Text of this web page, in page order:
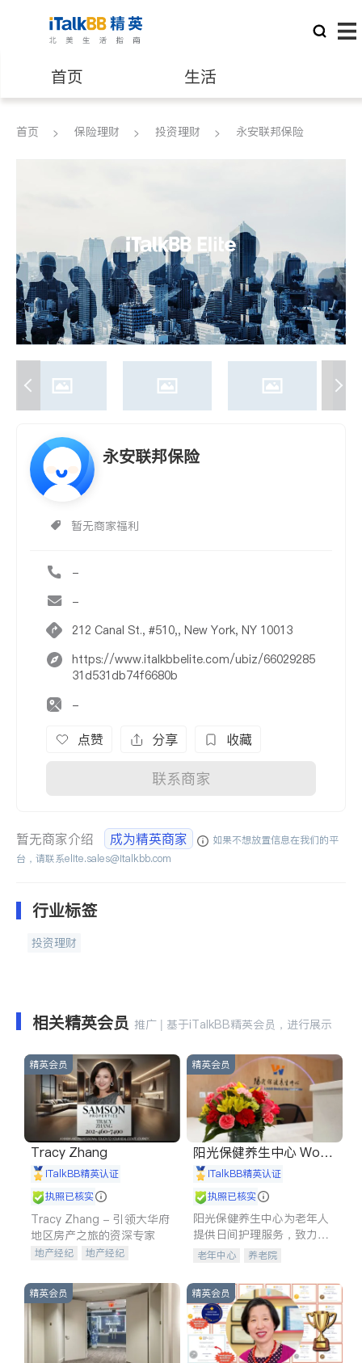
首页 生活
医生 律师
养老 非盈利组织
首页 保险理财 投资理财 永安联邦保险
永安联邦保险
暂无商家福利
-
-
212 Canal St., #510,, New York, NY 10013
https://www.italkbbelite.com/ubiz/66029285
31d531db74f6680b
-
点赞 分享 收藏
联系商家
暂无商家介绍 成为精英商家
如果不想放置信息在我们的平
台，请联系elite.sales@italkbb.com
行业标签
投资理财
相关精英会员 推广 | 基于iTalkBB精英会员，进行展示
精英会员
Tracy Zhang
iTalkBB精英认证
执照已核实
Tracy Zhang - 引领大华府
地区房产之旅的资深专家
地产经纪
地产经纪
商铺租售
开发商建商
精英会员
阳光保健养生中心 World
shine
iTalkBB精英认证
执照已核实
阳光保健养生中心为老年人
提供日间护理服务，致力于
通过持续的护理创新来有效
老年中心 养老院
精英会员 精英会员